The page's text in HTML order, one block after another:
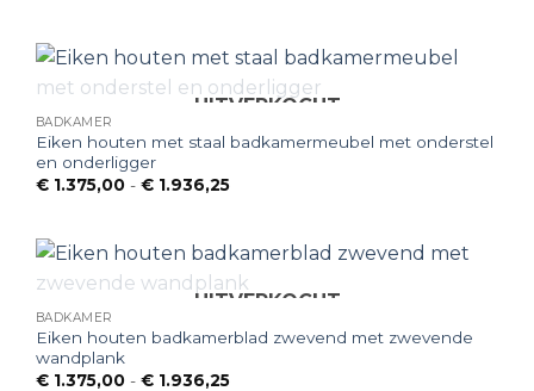
UITVERKOCHT
BADKAMER
Eiken houten met staal badkamermeubel met onderstel
en onderligger
€1.375,00 - €1.936,25Prijsklasse:
UITVERKOCHT
BADKAMER
Eiken houten badkamerblad zwevend met zwevende
wandplank
€1.375,00 - €1.936,25Prijsklasse: